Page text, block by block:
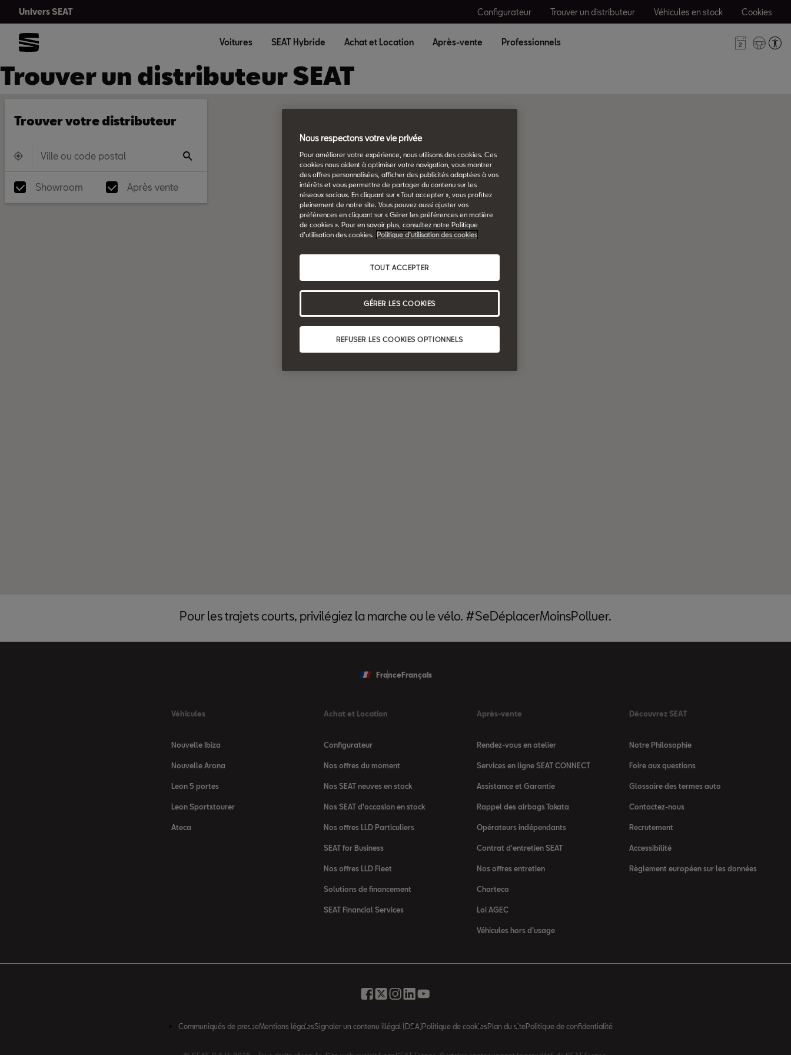
Univers SEAT Configurateur Trouver un distributeur Véhicules en stock Cookies
Voitures SEAT Hybride Achat et Location Après-vente Professionnels
Trouver un distributeur SEAT
Trouver votre distributeur
Showroom Après vente
Pour les trajets courts, privilégiez la marche ou le vélo. #SeDéplacerMoinsPolluer.
France Français
Véhicules
Nouvelle Ibiza
Nouvelle Arona
Leon 5 portes
Leon Sportstourer
Ateca
Achat et Location
Configurateur
Nos offres du moment
Nos SEAT neuves en stock
Nos SEAT d'occasion en stock
Nos offres LLD Particuliers
SEAT for Business
Nos offres LLD Fleet
Solutions de financement
SEAT Financial Services
Après-vente
Rendez-vous en atelier
Services en ligne SEAT CONNECT
Assistance et Garantie
Rappel des airbags Takata
Opérateurs indépendants
Contrat d'entretien SEAT
Nos offres entretien
Charteco
Loi AGEC
Véhicules hors d’usage
Découvrez SEAT
Notre Philosophie
Foire aux questions
Glossaire des termes auto
Contactez-nous
Recrutement
Accessibilité
Règlement européen sur les données
Communiqués de presseMentions légalesSignaler un contenu illégal (DSA) Politique de cookies Plan du sitePolitique de confidentialité
Nous respectons votre vie privée
Pour améliorer votre expérience, nous utilisons des cookies. Ces
cookies nous aident à optimiser votre navigation, vous montrer
des offres personnalisées, afficher des publicités adaptées à vos
intérêts et vous permettre de partager du contenu sur les
réseaux sociaux. En cliquant sur « Tout accepter », vous profitez
pleinement de notre site. Vous pouvez aussi ajuster vos
préférences en cliquant sur « Gérer les préférences en matière
de cookies ». Pour en savoir plus, consultez notre Politique
d’utilisation des cookies. Politique d’utilisation des cookies
REFUSER LES COOKIES OPTIONNELS
TOUT ACCEPTER
GÉRER LES COOKIES